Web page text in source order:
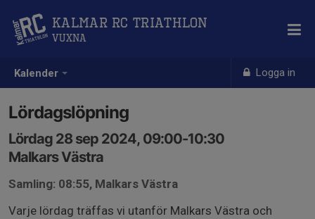
Kalender Logga in
Kalmar RC Triathlon
Vuxna
Lördagslöpning
Lördag 28 sep 2024, 09:00-10:30
Malkars Västra
Samling: 08:55, Malkars Västra
Varje lördag träffas vi utanför Malkars Västra och